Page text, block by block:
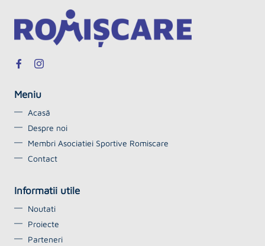
Meniu
Acasă
Despre noi
Membri Asociatiei Sportive Romiscare
Contact
Informatii utile
Noutati
Proiecte
Parteneri